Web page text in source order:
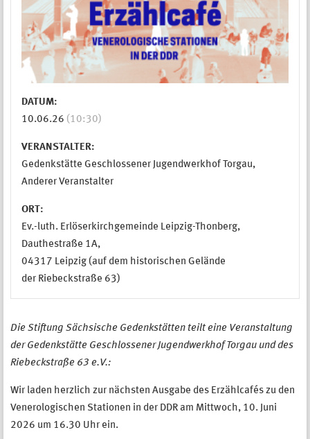
DATUM:
10.06.26 (10:30)
VERANSTALTER:
Gedenkstätte Geschlossener Jugendwerkhof Torgau,
Anderer Veranstalter
ORT:
Ev.-luth. Erlöserkirchgemeinde Leipzig-Thonberg,
Dauthestraße 1A,
04317 Leipzig (auf dem historischen Gelände
der Riebeckstraße 63)
Die Stiftung Sächsische Gedenkstätten teilt eine Veranstaltung
der Gedenkstätte Geschlossener Jugendwerkhof Torgau und des
Riebeckstraße 63 e.V.:
Wir laden herzlich zur nächsten Ausgabe des Erzählcafés zu den
Venerologischen Stationen in der DDR am Mittwoch, 10. Juni
2026 um 16.30 Uhr ein.